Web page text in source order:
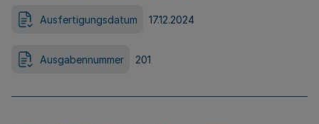
Ausfertigungsdatum 17.12.2024
Ausgabennummer 201